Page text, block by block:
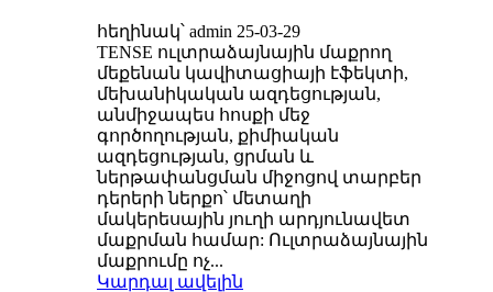
հեղինակ՝ admin 25-03-29
TENSE ուլտրաձայնային մաքրող
մեքենան կավիտացիայի էֆեկտի,
մեխանիկական ազդեցության,
անմիջապես հոսքի մեջ
գործողության, քիմիական
ազդեցության, ցրման և
ներթափանցման միջոցով տարբեր
դերերի ներքո՝ մետաղի
մակերեսային յուղի արդյունավետ
մաքրման համար: Ուլտրաձայնային
մաքրումը ոչ...
Կարդալ ավելին